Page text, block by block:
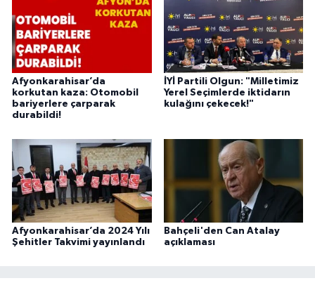
Afyonkarahisar’da
korkutan kaza: Otomobil
bariyerlere çarparak
durabildi!
İYİ Partili Olgun: "Milletimiz
Yerel Seçimlerde iktidarın
kulağını çekecek!"
Afyonkarahisar’da 2024 Yılı
Şehitler Takvimi yayınlandı
Bahçeli'den Can Atalay
açıklaması